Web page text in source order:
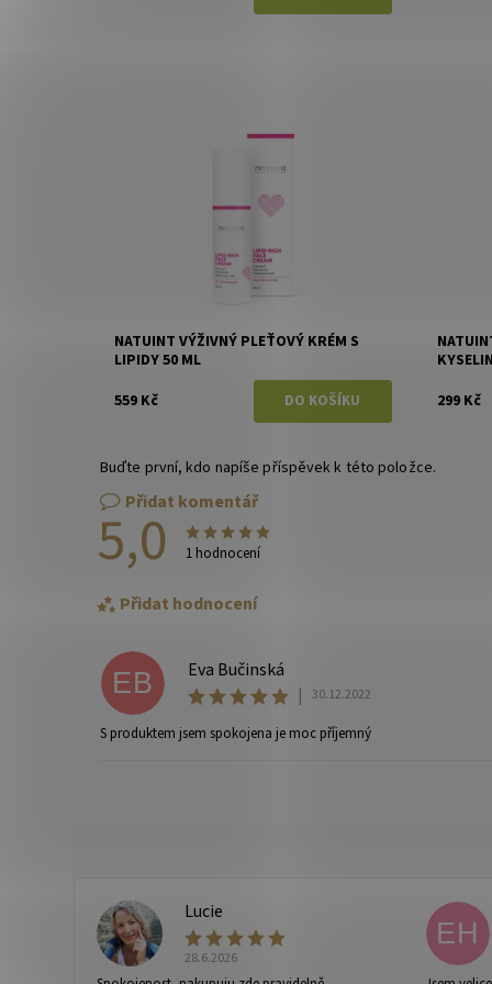
Natuint (dříve Dulcia)
NATUINT VÝŽIVNÝ PLEŤOVÝ KRÉM S
LIPIDY 50 ML
559 Kč
299 Kč
Buďte první, kdo napíše příspěvek k této položce.
Přidat komentář
5,0 1 hodnocení
Přidat hodnocení
EB
Eva Bučinská
| 30.12.2022
S produktem jsem spokojena je moc příjemný
L
Lucie
28.6.2026
EH